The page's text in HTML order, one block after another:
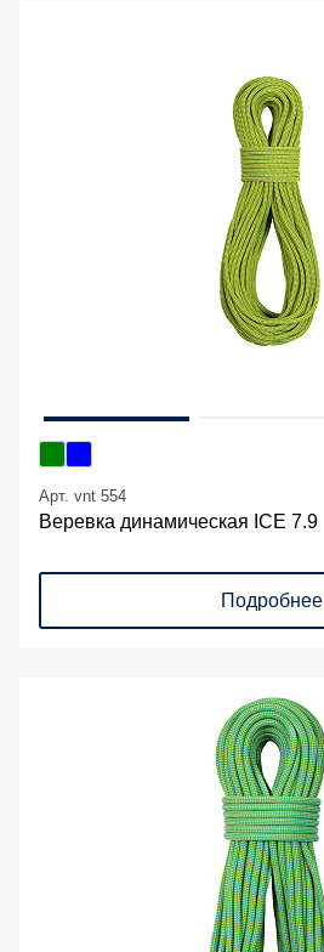
Арт. vnt 554
Веревка динамическая ICE 7.9
Подробнее